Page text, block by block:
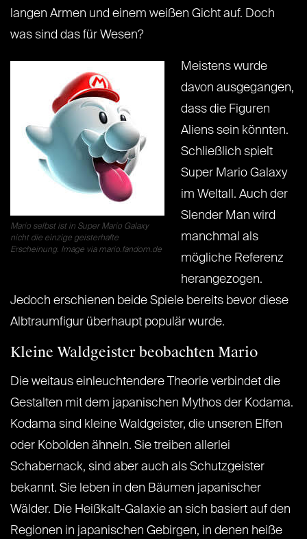
langen Armen und einem weißen Gicht auf. Doch
was sind das für Wesen?
Mario selbst ist in Super Mario Galaxy
nicht die einzige geisterhafte
Erscheinung. Image via mario.fandom.de
Meistens wurde
davon ausgegangen,
dass die Figuren
Aliens sein könnten.
Schließlich spielt
Super Mario Galaxy
im Weltall. Auch der
Slender Man wird
manchmal als
mögliche Referenz
herangezogen.
Jedoch erschienen beide Spiele bereits bevor diese
Albtraumfigur überhaupt populär wurde.
Kleine Waldgeister beobachten Mario
Die weitaus einleuchtendere Theorie verbindet die
Gestalten mit dem japanischen Mythos der Kodama.
Kodama sind kleine Waldgeister, die unseren Elfen
oder Kobolden ähneln. Sie treiben allerlei
Schabernack, sind aber auch als Schutzgeister
bekannt. Sie leben in den Bäumen japanischer
Wälder. Die Heißkalt-Galaxie an sich basiert auf den
Regionen in japanischen Gebirgen, in denen heiße